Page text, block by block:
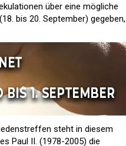
über eine mögliche
bis 20. September) gegeben,
steht in diesem
Paul II. (1978-2005) die